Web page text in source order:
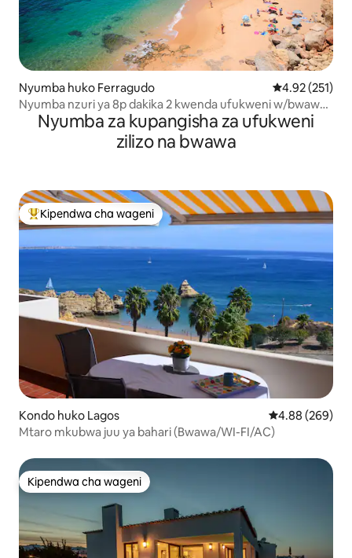
Nyumba huko Ferragudo Ukadiriaji wa
4.92 (251)
Nyumba nzuri ya 8p dakika 2 kwenda ufukweni w/bwawa
lenye joto
Nyumba za kupangisha za ufukweni
zilizo na bwawa
Kipendwa maarufu cha wageni
Kipendwa cha wageni
Kondo huko Lagos Ukadiriaji wa
4.88 (269)
Mtaro mkubwa juu ya bahari (Bwawa/WI-FI/AC)
Kipendwa cha wageni
Kipendwa cha wageni